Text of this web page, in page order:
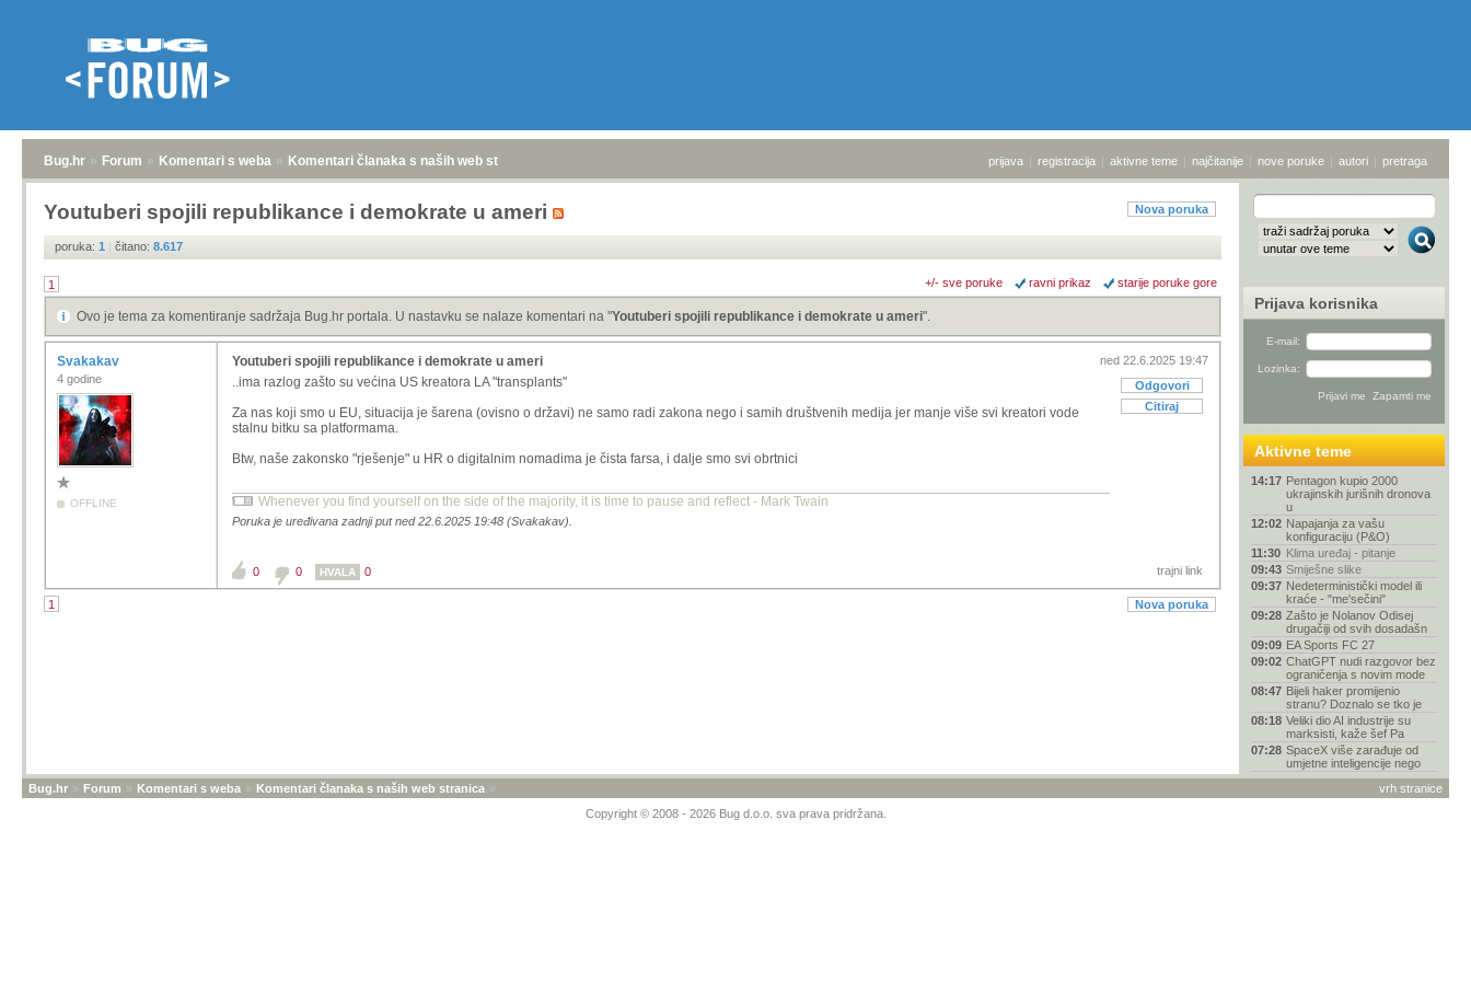
Bug.hr » Forum » Komentari s weba » Komentari članaka s naših web stranica prijava | registracija | aktivne teme | najčitanije | nove poruke | autori | pretraga
Nova poruka
Youtuberi spojili republikance i demokrate u ameri
poruka: 1 | čitano: 8.617
1 +/- sve poruke ravni prikaz starije poruke gore
Ovo je tema za komentiranje sadržaja Bug.hr portala. U nastavku se nalaze komentari na "Youtuberi spojili republikance i demokrate u ameri".
Svakakav
4 godine
OFFLINE
ned 22.6.2025 19:47
Odgovori
Citiraj
Youtuberi spojili republikance i demokrate u ameri
..ima razlog zašto su većina US kreatora LA "transplants"
Za nas koji smo u EU, situacija je šarena (ovisno o državi) ne samo radi zakona nego i samih društvenih medija jer manje više svi kreatori vode
stalnu bitku sa platformama.
Btw, naše zakonsko "rješenje" u HR o digitalnim nomadima je čista farsa, i dalje smo svi obrtnici
Whenever you find yourself on the side of the majority, it is time to pause and reflect - Mark Twain
Poruka je uređivana zadnji put ned 22.6.2025 19:48 (Svakakav).
trajni link
0 0 HVALA 0
1 Nova poruka
Prijava korisnika
E-mail:
Lozinka:
Aktivne teme
14:17 Pentagon kupio 2000
ukrajinskih jurišnih dronova
u
12:02 Napajanja za vašu
konfiguraciju (P&O)
11:30 Klima uređaj - pitanje
09:43 Smiješne slike
09:37 Nedeterministički model ili
kraće - "me'sečini"
09:28 Zašto je Nolanov Odisej
drugačiji od svih dosadašn
09:09 EA Sports FC 27
09:02 ChatGPT nudi razgovor bez
ograničenja s novim mode
08:47 Bijeli haker promijenio
stranu? Doznalo se tko je
08:18 Veliki dio AI industrije su
marksisti, kaže šef Pa
07:28 SpaceX više zarađuje od
umjetne inteligencije nego
04:22 Kamere u smartfonima-
vrh stranice
Bug.hr » Forum » Komentari s weba » Komentari članaka s naših web stranica »
Copyright © 2008 - 2026 Bug d.o.o. sva prava pridržana.